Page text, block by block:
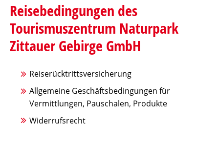
Reisebedingungen des
Tourismuszentrum Naturpark
Zittauer Gebirge GmbH
Reiserücktrittsversicherung
Allgemeine Geschäftsbedingungen für
Vermittlungen, Pauschalen, Produkte
Widerrufsrecht